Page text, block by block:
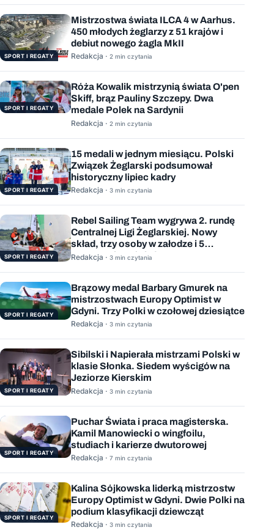
SPORT I REGATY
Mistrzostwa świata ILCA 4 w Aarhus.
450 młodych żeglarzy z 51 krajów i
debiut nowego żagla MkII
Redakcja · 2 min czytania
SPORT I REGATY
Róża Kowalik mistrzynią świata O'pen
Skiff, brąz Pauliny Szczepy. Dwa
medale Polek na Sardynii
Redakcja · 2 min czytania
SPORT I REGATY
15 medali w jednym miesiącu. Polski
Związek Żeglarski podsumował
historyczny lipiec kadry
Redakcja · 3 min czytania
SPORT I REGATY
Rebel Sailing Team wygrywa 2. rundę
Centralnej Ligi Żeglarskiej. Nowy
skład, trzy osoby w załodze i 5
wygranych wyścigów
Redakcja · 3 min czytania
SPORT I REGATY
Brązowy medal Barbary Gmurek na
mistrzostwach Europy Optimist w
Gdyni. Trzy Polki w czołowej dziesiątce
Redakcja · 3 min czytania
SPORT I REGATY
Sibilski i Napierała mistrzami Polski w
klasie Słonka. Siedem wyścigów na
Jeziorze Kierskim
Redakcja · 3 min czytania
SPORT I REGATY
Puchar Świata i praca magisterska.
Kamil Manowiecki o wingfoilu,
studiach i karierze dwutorowej
Redakcja · 7 min czytania
SPORT I REGATY
Kalina Sójkowska liderką mistrzostw
Europy Optimist w Gdyni. Dwie Polki na
podium klasyfikacji dziewcząt
Redakcja · 3 min czytania